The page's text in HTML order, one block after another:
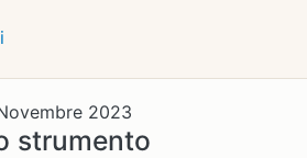
2023
strumento